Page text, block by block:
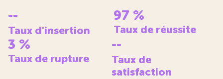
--
Taux d'insertion
97 %
Taux de réussite
3 %
Taux de rupture
--
Taux de
satisfaction